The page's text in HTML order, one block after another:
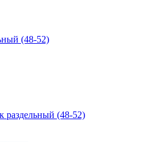
(48-52)
раздельный (48-52)